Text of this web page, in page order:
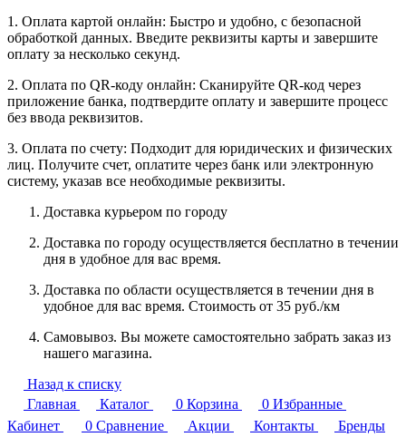
1. Оплата картой онлайн: Быстро и удобно, с безопасной
обработкой данных. Введите реквизиты карты и завершите
оплату за несколько секунд.
2. Оплата по QR-коду онлайн: Сканируйте QR-код через
приложение банка, подтвердите оплату и завершите процесс
без ввода реквизитов.
3. Оплата по счету: Подходит для юридических и физических
лиц. Получите счет, оплатите через банк или электронную
систему, указав все необходимые реквизиты.
Доставка курьером по городу
Доставка по городу осуществляется бесплатно в течении
дня в удобное для вас время.
Доставка по области осуществляется в течении дня в
удобное для вас время. Стоимость от 35 руб./км
Самовывоз. Вы можете самостоятельно забрать заказ из
нашего магазина.
Назад к списку
Главная
Каталог 0 Корзина 0 Избранные
Кабинет
0 Сравнение Акции Контакты
Бренды